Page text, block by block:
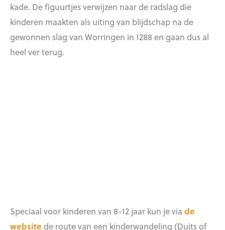
kade. De figuurtjes verwijzen naar de radslag die
kinderen maakten als uiting van blijdschap na de
gewonnen slag van Worringen in 1288 en gaan dus al
heel ver terug.
Speciaal voor kinderen van 8-12 jaar kun je via de
website de route van een kinderwandeling (Duits of